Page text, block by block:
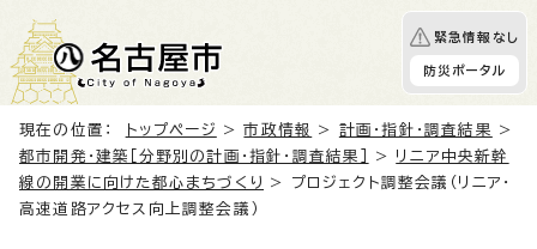
緊急情報なし
防災ポータル
現在の位置： トップページ >市政情報 > 計画・指針・調査結果
>
都市開発・建築［分野別の計画・指針・調査結果］
> リニア中央新幹
線の開業に向けた都心まちづくり
> プロジェクト調整会議（リニア・
高速道路アクセス向上調整会議）